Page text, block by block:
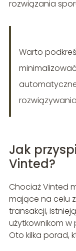
rozwiązania
Warto
Jak
Vinted?
Chociaż Vinted
mające na celu
transakcji,
użytkownikom w
Oto kilka porad,